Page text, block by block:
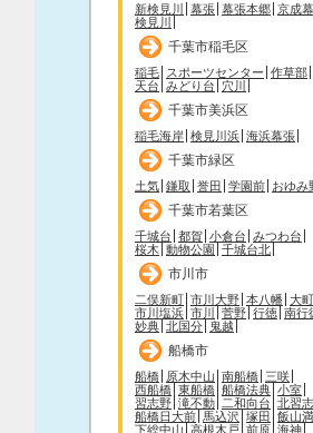
新検見川 幕張 幕張本郷 京成
検見川
千葉市稲毛区
稲毛 スポーツセンター 作草部
天台 みどり台 穴川
千葉市美浜区
稲毛海岸 検見川浜 海浜幕張
千葉市緑区
土気 鎌取 誉田 学園前 おゆみ
千葉市若葉区
千城台 都賀 小倉台 みつわ台
桜木 動物公園 千城台北
市川市
二俣新町 市川大野 本八幡 大町
市川塩浜 市川 菅野 行徳 南行
妙典 北国分 鬼越
船橋市
船橋 原木中山 南船橋 三咲
西船橋 東船橋 船橋法典 小室
習志野 滝不動 二和向台 北習
船橋日大前 馬込沢 塚田 飯山満
下総中山 高根木戸 前原 海神